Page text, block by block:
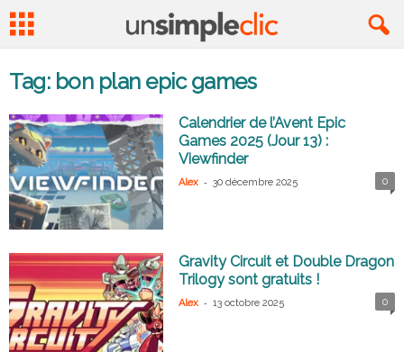
Tag: bon plan epic games
Calendrier de l’Avent Epic
Games 2025 (Jour 13) :
Viewfinder
Alex - 30 décembre 2025 0
Gravity Circuit et Double Dragon
Trilogy sont gratuits !
Alex - 13 octobre 2025 0